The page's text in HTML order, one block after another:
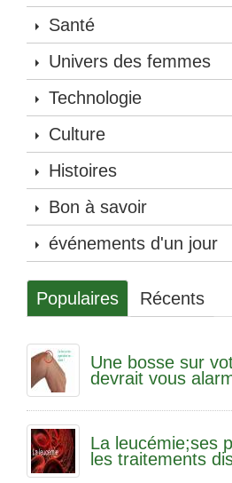
Santé
Univers des femmes
Technologie
Culture
Histoires
Bon à savoir
événements d'un jour
Populaires Récents
Une bosse sur
devrait vous
La leucémie;ses
les traitements